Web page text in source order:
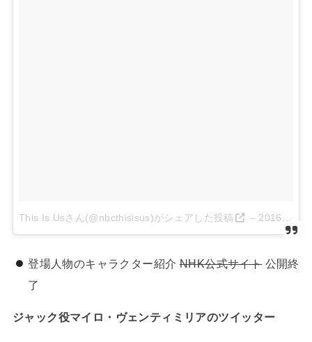
This Is Usさん(@nbcthisisus)がシェアした投稿 – 2016 10月 6 9:13午前 PDT
登場人物のキャラクター紹介 NHK公式サイト公開終
了
ジャック役マイロ・ヴェンティミリアのツイッター